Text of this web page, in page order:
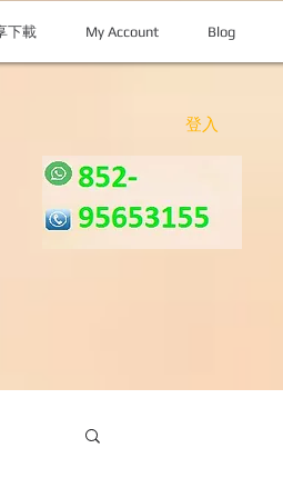
下載 My Account Blog
登入